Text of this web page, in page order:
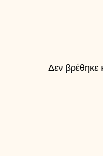
Δεν βρέθηκε